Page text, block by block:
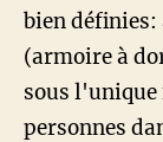
bien
(armoire à
sous
personnes